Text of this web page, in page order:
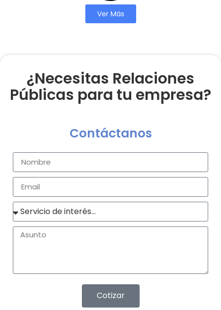
Ver Más
¿Necesitas Relaciones
Públicas para tu empresa?
Contáctanos
Cotizar